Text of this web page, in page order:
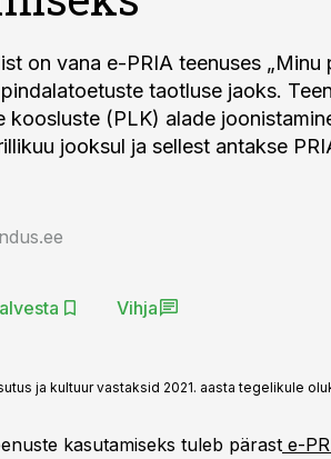
on vana e-PRIA teenuses
taotluse jaoks.
koosluste (PLK) alade
jooksul ja sellest antakse
Vihja
ja kultuur vastaksid 2021. aasta tegelikule
kasutamiseks tuleb pärast e-